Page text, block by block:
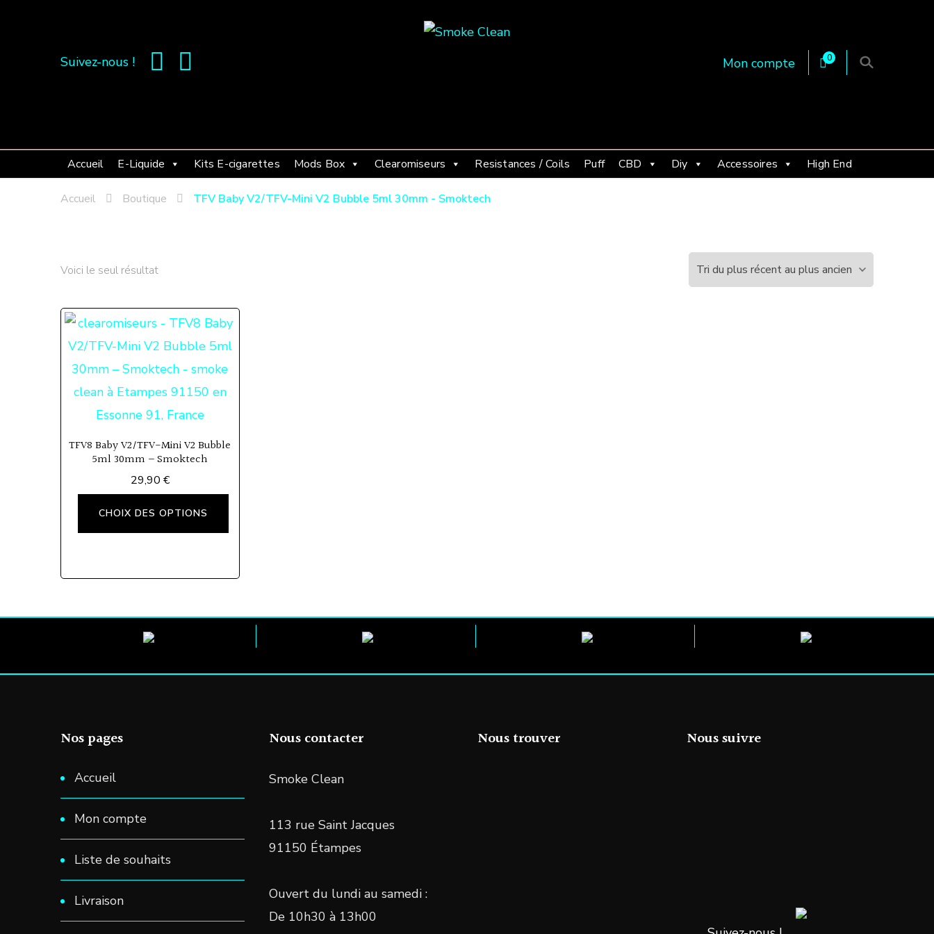
Suivez-nous ! Mon compte 0
Accueil E-Liquide Kits E-cigarettes Mods Box Clearomiseurs Resistances / Coils Puff CBD Diy Accessoires High End
Accueil Boutique TFV Baby V2/TFV-Mini V2 Bubble 5ml 30mm - Smoktech
Voici le seul résultat
TFV8 Baby V2/TFV-Mini V2 Bubble
5ml 30mm – Smoktech
29,90 €
CHOIX DES OPTIONS
plusieurs
Les
du
produit
Nos pages
Accueil
Mon compte
Liste de souhaits
Livraison
Nous contacter
Smoke Clean
113 rue Saint Jacques
91150 Étampes
Ouvert du lundi au samedi :
De 10h30 à 13h00
Nous trouver Nous suivre